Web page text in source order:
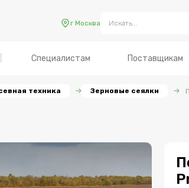
г Москва
Специалистам Поставщикам
техника Зерновые сеялки